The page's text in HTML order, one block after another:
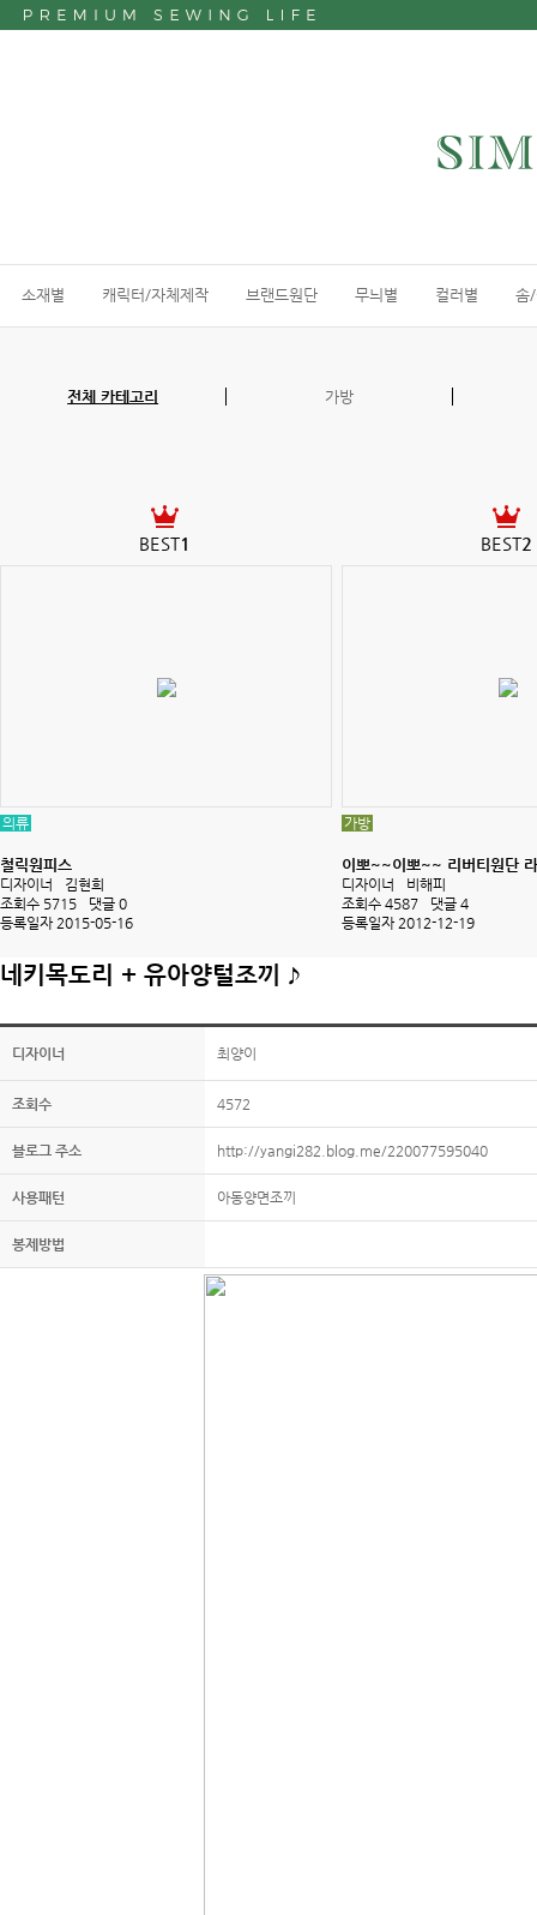
소재별 캐릭터/자체제작 브랜드원단 무늬별 컬러별 솜
전체 카테고리 가방
BEST1
의류
철릭원피스
디자이너
김현희
조회수 5715
댓글 0
등록일자 2015-05-16
BEST2
가방
이뽀~~이뽀~~ 리버티원단
디자이너
비해피
조회수 4587
댓글 4
등록일자 2012-12-19
네키목도리 + 유아양털조끼 ♪
디자이너 최양이
조회수 4572
블로그 주소 http://yangi282.blog.me/220077595040
사용패턴 아동양면조끼
봉제방법